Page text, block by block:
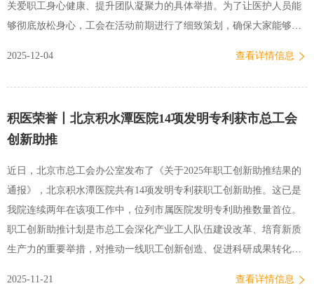
关爱职工身心健康、提升团队凝聚力的具体举措。为了让医护人员能
够彻底放松身心，工会在活动前期进行了细致策划，确保大家能够全
太和殿的庄严肃穆让大家驻足惊叹，传统隼牟结构的匠心独运令众人
一张张灿烂的笑脸；听到导游…
2025-12-04 查看详情信息
积医荣誉丨北京积水潭医院14项发明专利获市总工会
创新助推
近日，北京市总工会办公室发布了《关于2025年职工创新助推结果的
通报》，北京积水潭医院共有14项发明专利获职工创新助推。这已是
我院连续两年在该项工作中，位列市属医院发明专利助推数量首位。
职工创新助推计划是市总工会深化产业工人队伍建设改革、培育新质
生产力的重要举措，对推动一线职工创新创造、促进科研成果转化具
2025-11-21 查看详情信息